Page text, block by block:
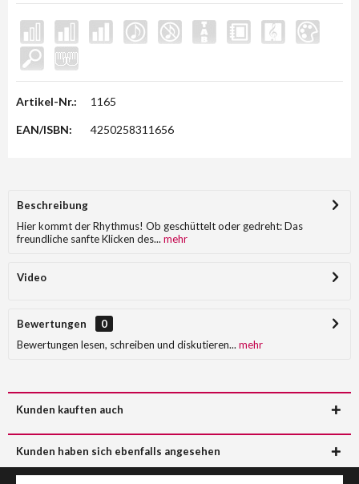
Artikel-Nr.: 1165
EAN/ISBN: 4250258311656
Beschreibung
Hier kommt der Rhythmus! Ob geschüttelt oder gedreht: Das
freundliche sanfte Klicken des... mehr
Video
Bewertungen
0
Bewertungen lesen, schreiben und diskutieren... mehr
Kunden kauften auch
Kunden haben sich ebenfalls angesehen